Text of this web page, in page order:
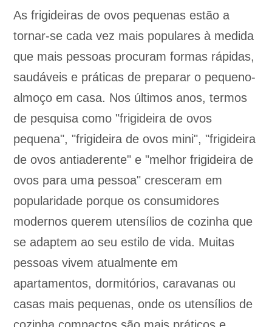
As frigideiras de ovos pequenas estão a
tornar-se cada vez mais populares à medida
que mais pessoas procuram formas rápidas,
saudáveis e práticas de preparar o pequeno-
almoço em casa. Nos últimos anos, termos
de pesquisa como "frigideira de ovos
pequena", "frigideira de ovos mini", "frigideira
de ovos antiaderente" e "melhor frigideira de
ovos para uma pessoa" cresceram em
popularidade porque os consumidores
modernos querem utensílios de cozinha que
se adaptem ao seu estilo de vida. Muitas
pessoas vivem atualmente em
apartamentos, dormitórios, caravanas ou
casas mais pequenas, onde os utensílios de